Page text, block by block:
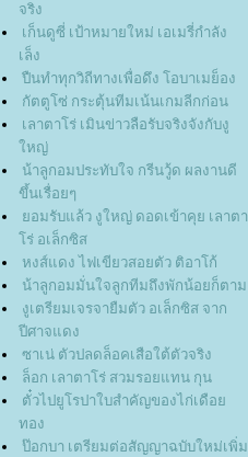
จริง
เก็นดูซี่ เป้าหมายใหม่ เอเมรี่กำลัง
เล็ง
ปืนทำทุกวิถีทางเพื่อดึง โอบาเมย็อง
กัตตูโซ่ กระตุ้นทีมเน้นเกมลีกก่อน
เลาตาโร่ เมินข่าวลือรับจริงจังกับงู
หญ่
น้าลูกอมประทับใจ กรีนวู้ด ผลงานดี
ขึ้นเรื่อยๆ
อมรับแล้ว งูใหญ่ ดอดเข้าคุย เลาตา
ร่ อเล็กซิส
หงส์แดง ไฟเขียวสอยตัว ติอาโก้
น้าลูกอมมั่นใจลูกทีมถึงพักน้อยก็ตาม
งูเตรียมเจรจายืมตัว อเล็กซิส จาก
ปีศาจแดง
ซาเน่ ตัวปลดล็อคเสือใต้ตัวจริง
ล็อก เลาตาโร่ สวมรอยแทน กุน
ตั๋วไปยูโรปาใบสำคัญของไก่เดือ
ทอง
ป๊อกบา เตรียมต่อสัญญาฉบับใหม่เพิ่ม